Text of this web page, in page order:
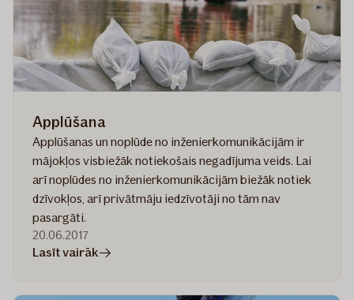
Applūšana
Applūšanas un noplūde no inženierkomunikācijām ir
mājokļos visbiežāk notiekošais negadījuma veids. Lai
arī noplūdes no inženierkomunikācijām biežāk notiek
dzīvokļos, arī privātmāju iedzīvotāji no tām nav
pasargāti.
20.06.2017
Lasīt vairākrakstā